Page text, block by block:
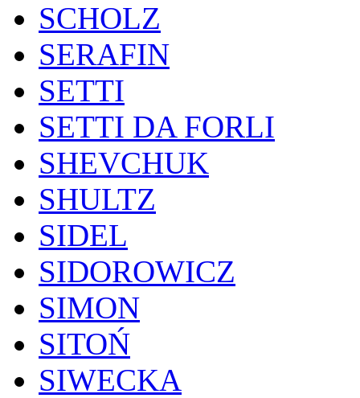
SCHOLZ
SERAFIN
SETTI
SETTI DA FORLI
SHEVCHUK
SHULTZ
SIDEL
SIDOROWICZ
SIMON
SITOŃ
SIWECKA